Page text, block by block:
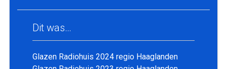
Dit was…
Glazen Radiohuis 2024 regio Haaglanden